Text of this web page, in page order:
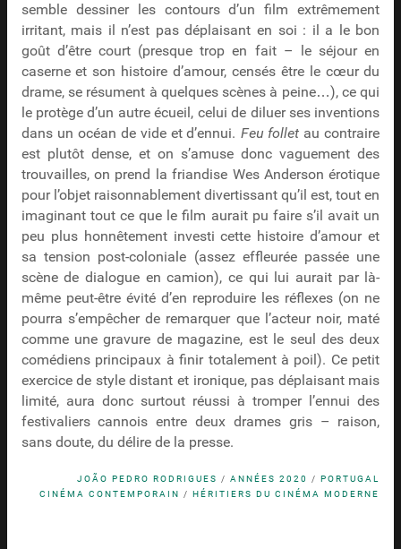
semble dessiner les contours d’un film extrêmement
irritant, mais il n’est pas déplaisant en soi : il a le bon
goût d’être court (presque trop en fait – le séjour en
caserne et son histoire d’amour, censés être le cœur du
drame, se résument à quelques scènes à peine…), ce qui
le protège d’un autre écueil, celui de diluer ses inventions
dans un océan de vide et d’ennui. Feu follet au contraire
est plutôt dense, et on s’amuse donc vaguement des
trouvailles, on prend la friandise Wes Anderson érotique
pour l’objet raisonnablement divertissant qu’il est, tout en
imaginant tout ce que le film aurait pu faire s’il avait un
peu plus honnêtement investi cette histoire d’amour et
sa tension post-coloniale (assez effleurée passée une
scène de dialogue en camion), ce qui lui aurait par là-
même peut-être évité d’en reproduire les réflexes (on ne
pourra s’empêcher de remarquer que l’acteur noir, maté
comme une gravure de magazine, est le seul des deux
comédiens principaux à finir totalement à poil). Ce petit
exercice de style distant et ironique, pas déplaisant mais
limité, aura donc surtout réussi à tromper l’ennui des
festivaliers cannois entre deux drames gris – raison,
sans doute, du délire de la presse.
JOÃO PEDRO RODRIGUES /ANNÉES 2020 /PORTUGAL
CINÉMA CONTEMPORAIN /HÉRITIERS DU CINÉMA MODERNE